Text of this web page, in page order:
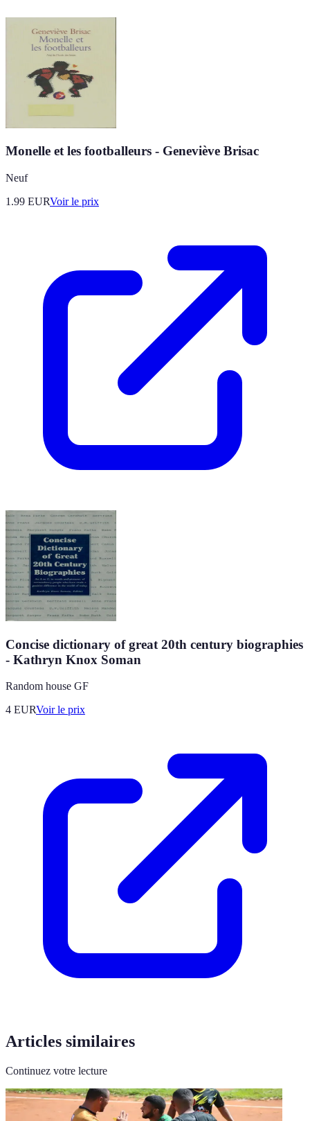
Monelle et les footballeurs - Geneviève Brisac
Neuf
1.99 EURVoir le prix
Concise dictionary of great 20th century biographies
- Kathryn Knox Soman
Random house GF
4 EURVoir le prix
Articles similaires
Continuez votre lecture